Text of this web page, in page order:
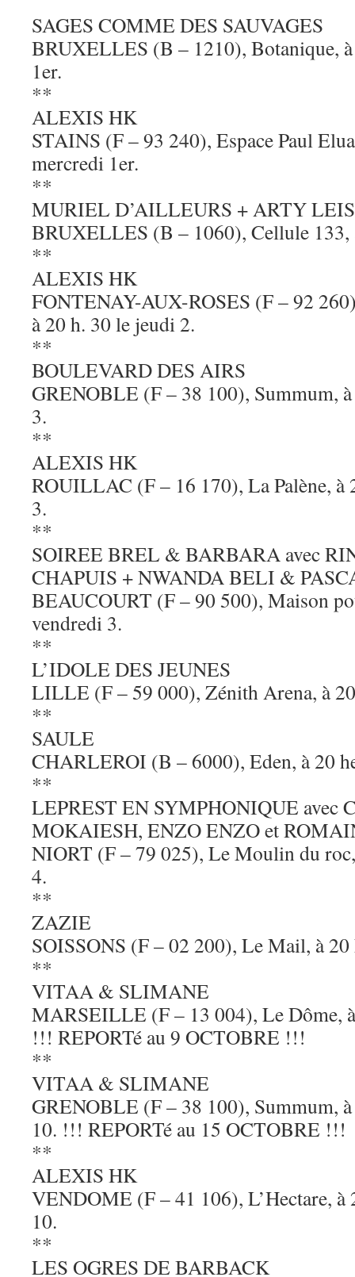
SAGES COMME DES SAUVAGES
BRUXELLES (B – 1210), Botanique,
1er.
**
ALEXIS HK
STAINS (F – 93 240), Espace Paul
mercredi 1er.
**
MURIEL D’AILLEURS + ARTY
BRUXELLES (B – 1060), Cellule 133,
**
ALEXIS HK
FONTENAY-AUX-ROSES (F – 92
à 20 h. 30 le jeudi 2.
**
BOULEVARD DES AIRS
GRENOBLE (F – 38 100), Summum,
3.
**
ALEXIS HK
ROUILLAC (F – 16 170), La Palène, à
3.
**
SOIREE BREL & BARBARA avec
CHAPUIS + NWANDA BELI &
BEAUCOURT (F – 90 500), Maison
vendredi 3.
**
L’IDOLE DES JEUNES
LILLE (F – 59 000), Zénith Arena, à
**
SAULE
CHARLEROI (B – 6000), Eden, à 20
**
LEPREST EN SYMPHONIQUE
MOKAIESH, ENZO ENZO et
NIORT (F – 79 025), Le Moulin du
4.
**
ZAZIE
SOISSONS (F – 02 200), Le Mail, à
**
VITAA & SLIMANE
MARSEILLE (F – 13 004), Le Dôme,
!!! REPORTé au 9 OCTOBRE !!!
**
VITAA & SLIMANE
GRENOBLE (F – 38 100), Summum,
10. !!! REPORTé au 15 OCTOBRE !!!
**
ALEXIS HK
VENDOME (F – 41 106), L’Hectare, à
10.
**
LES OGRES DE BARBACK